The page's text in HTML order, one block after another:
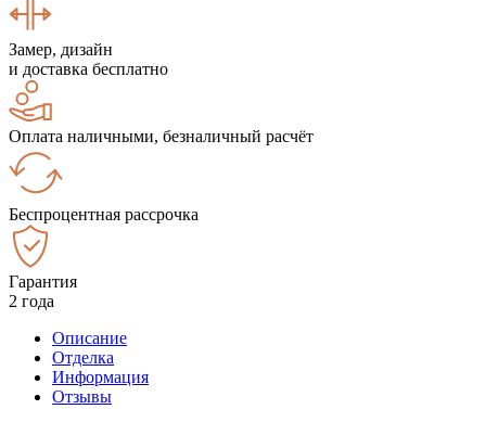
Замер, дизайн
и доставка бесплатно
Оплата наличными, безналичный расчёт
Беспроцентная рассрочка
Гарантия
2 года
Описание
Отделка
Информация
Отзывы